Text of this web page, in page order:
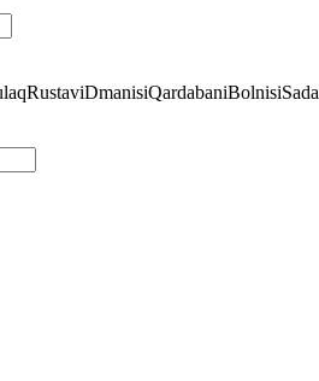
RustaviDmanisiQardabaniBolnisi